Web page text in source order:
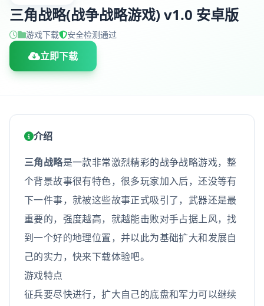
三角战略(战争战略游戏) v1.0 安卓版
游戏下载 安全检测通过
立即下载
介绍
三角战略是一款非常激烈精彩的战争战略游戏，整
个背景故事很有特色，很多玩家加入后，还没等有
下一件事，就被这些故事正式吸引了，武器还是最
重要的，强度越高，就越能击败对手占据上风，找
到一个好的地理位置，并以此为基础扩大和发展自
己的实力，快来下载体验吧。
游戏特点
征兵要尽快进行，扩大自己的底盘和军力可以继续